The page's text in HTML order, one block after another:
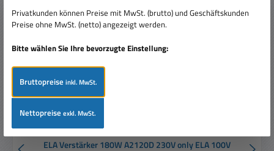
%Rabatt
ELA Verstärker 180W A2120D 230V only ELA 100V
Privatkunden können Preise mit MwSt. (brutto) und Geschäftskunden
Preise ohne MwSt. (netto) angezeigt werden.
Bitte wählen Sie Ihre bevorzugte Einstellung:
Bruttopreiseinkl. MwSt.
Nettopreiseexkl. MwSt.